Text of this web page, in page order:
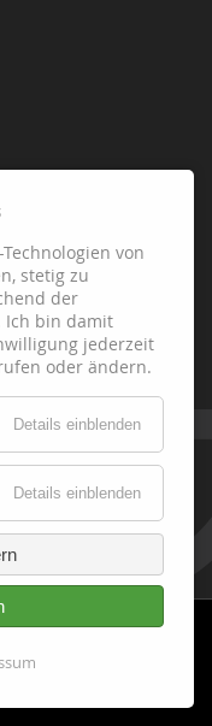
von
stetig zu
der
Ich bin damit
jederzeit
oder ändern.
Details einblenden
Details einblenden